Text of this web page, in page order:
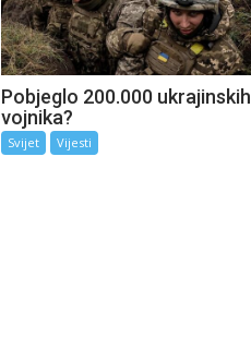
Pobjeglo 200.000 ukrajinskih
vojnika?
Svijet Vijesti